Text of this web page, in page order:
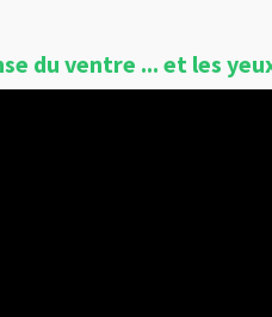
du ventre ... et les